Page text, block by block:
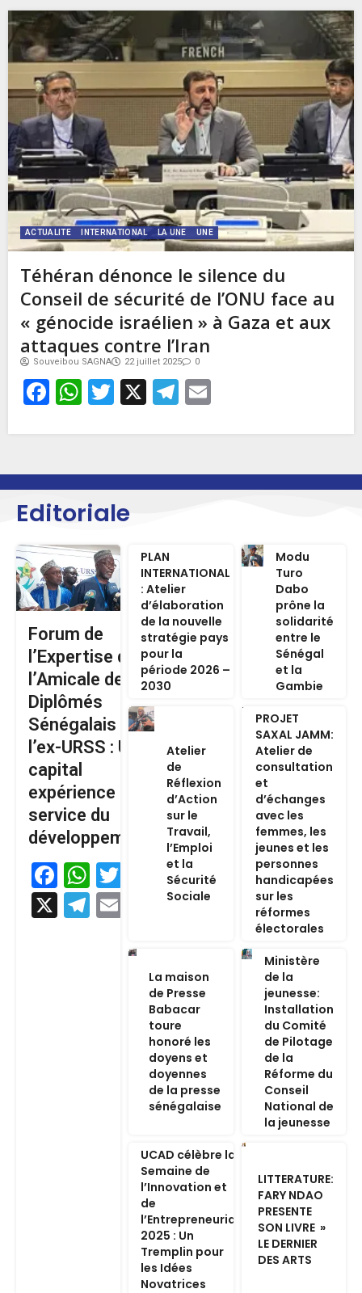
ACTUALITE INTERNATIONAL LA UNE UNE
Téhéran dénonce le silence du
Conseil de sécurité de l’ONU face au
« génocide israélien » à Gaza et aux
attaques contre l’Iran
Souveibou SAGNA 22 juillet 2025 0
Facebook
WhatsApp
Twitter
X Telegram
Editoriale
Forum de
l’Expertise de
l’Amicale des
Diplômés
Sénégalais de
l’ex-URSS : Un
capital
expérience au
service du
développement
Facebook
WhatsApp
Twitter
X
Telegram
Email
PLAN
INTERNATIONAL
: Atelier
d’élaboration
de la nouvelle
stratégie pays
pour la
période 2026 –
2030
Modu
Turo
Dabo
prône la
solidarité
entre le
Sénégal
et la
Gambie
Atelier
de
Réflexion
d’Action
sur le
Travail,
l’Emploi
et la
Sécurité
Sociale
PROJET
SAXAL JAMM:
Atelier de
consultation
et
d’échanges
avec les
femmes, les
jeunes et les
personnes
handicapées
sur les
réformes
électorales
La maison
de Presse
Babacar
toure
honoré les
doyens et
doyennes
de la presse
sénégalaise
Ministère
de la
jeunesse:
Installation
du Comité
de Pilotage
de la
Réforme du
Conseil
National de
la jeunesse
UCAD célèbre la
Semaine de
l’Innovation et
de
l’Entrepreneuriat
2025 : Un
Tremplin pour
les Idées
Novatrices
LITTERATURE:
FARY NDAO
PRESENTE
SON LIVRE »
LE DERNIER
DES ARTS